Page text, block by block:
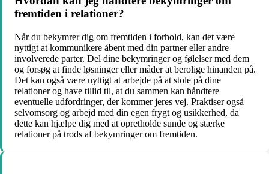
fremtiden i relationer?
Når du bekymrer dig om fremtiden i forhold, kan det være
nyttigt at kommunikere åbent med din partner eller andre
involverede parter. Del dine bekymringer og følelser med dem
og forsøg at finde løsninger eller måder at berolige hinanden på.
Det kan også være nyttigt at arbejde på at stole på dine
relationer og have tillid til, at du sammen kan håndtere
eventuelle udfordringer, der kommer jeres vej. Praktiser også
selvomsorg og arbejd med din egen frygt og usikkerhed, da
dette kan hjælpe dig med at opretholde sunde og stærke
relationer på trods af bekymringer om fremtiden.